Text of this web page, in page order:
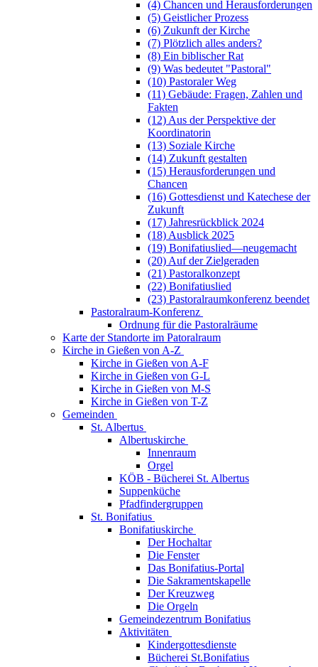
(4) Chancen und Herausforderungen
(5) Geistlicher Prozess
(6) Zukunft der Kirche
(7) Plötzlich alles anders?
(8) Ein biblischer Rat
(9) Was bedeutet "Pastoral"
(10) Pastoraler Weg
(11) Gebäude: Fragen, Zahlen und
Fakten
(12) Aus der Perspektive der
Koordinatorin
(13) Soziale Kirche
(14) Zukunft gestalten
(15) Herausforderungen und
Chancen
(16) Gottesdienst und Katechese der
Zukunft
(17) Jahresrückblick 2024
(18) Ausblick 2025
(19) Bonifatiuslied—neugemacht
(20) Auf der Zielgeraden
(21) Pastoralkonzept
(22) Bonifatiuslied
(23) Pastoralraumkonferenz beendet
Pastoralraum-Konferenz
Ordnung für die Pastoralräume
Karte der Standorte im Patoralraum
Kirche in Gießen von A-Z
Kirche in Gießen von A-F
Kirche in Gießen von G-L
Kirche in Gießen von M-S
Kirche in Gießen von T-Z
Gemeinden
St. Albertus
Albertuskirche
Innenraum
Orgel
KÖB - Bücherei St. Albertus
Suppenküche
Pfadfindergruppen
St. Bonifatius
Bonifatiuskirche
Der Hochaltar
Die Fenster
Das Bonifatius-Portal
Die Sakramentskapelle
Der Kreuzweg
Die Orgeln
Gemeindezentrum Bonifatius
Aktivitäten
Kindergottesdienste
Bücherei St.Bonifatius